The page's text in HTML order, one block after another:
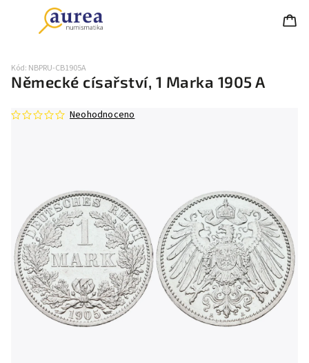
Německé císařství, 1 Marka 1905 A
Kód: NBPRU-CB1905A
Neohodnoceno